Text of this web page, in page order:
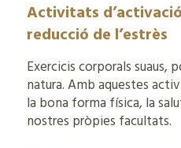
Activitats
reducció de l’estrès
Exercicis corporals suaus,
natura. Amb aquestes
la bona forma física, la
nostres pròpies facultats.